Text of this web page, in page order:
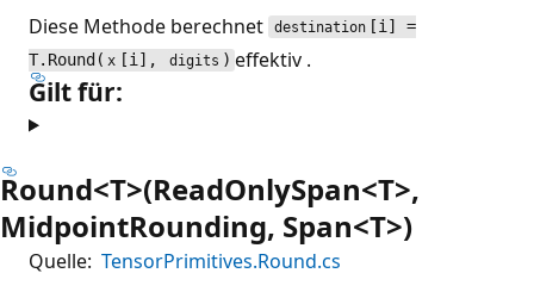
Diese Methode berechnet destination [i] =
T.Round( x [i], digits ) effektiv .
Gilt für:
Round<T>(ReadOnlySpan<T>,
MidpointRounding, Span<T>)
Quelle: TensorPrimitives.Round.cs